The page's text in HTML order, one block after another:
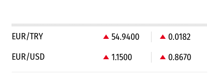
EUR/TRY 54.9400
0.0182
EUR/USD
1.1500 0.8670